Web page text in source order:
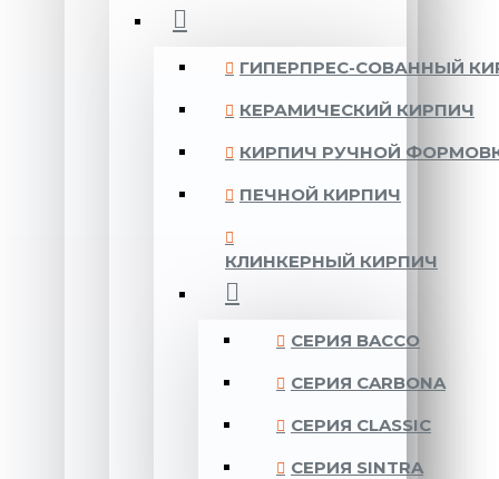
ГИПЕРПРЕС-СОВАННЫЙ
КЕРАМИЧЕСКИЙ КИРПИЧ
КИРПИЧ РУЧНОЙ
ПЕЧНОЙ КИРПИЧ
КЛИНКЕРНЫЙ КИРПИЧ
CЕРИЯ BACCO
CЕРИЯ CARBONA
CЕРИЯ CLASSIC
CЕРИЯ SINTRA